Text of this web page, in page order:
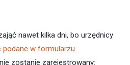
nawet kilka dni, bo urzędnicy
podane w formularzu
zostanie zarejestrowany: